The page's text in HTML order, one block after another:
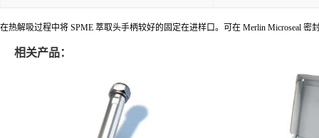
在热解吸过程中将 SPME 萃取头手柄较好的固定在进样口。可在 Merlin Microseal 密
相关产品：